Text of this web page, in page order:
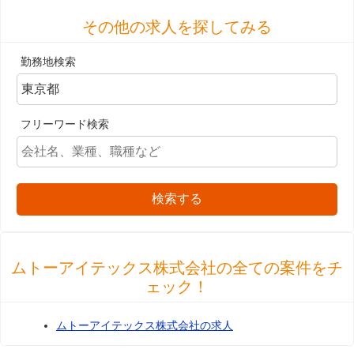
その他の求人を探してみる
勤務地検索
フリーワード検索
検索する
ムトーアイテックス株式会社の全ての案件をチ
ェック！
ムトーアイテックス株式会社の求人